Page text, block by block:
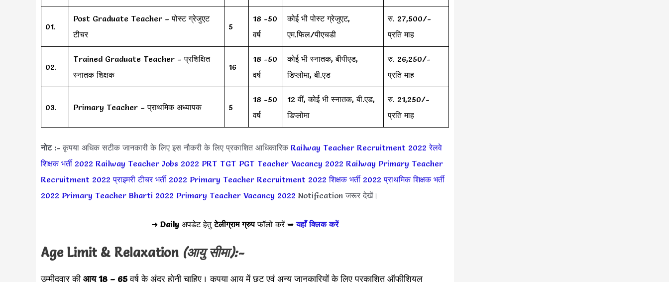
01.
Post Graduate Teacher – पोस्ट ग्रेजुएट
टीचर
5
18 -50
वर्ष
कोई भी पोस्ट ग्रेजुएट,
एम.फिल/पीएचडी
रु. 27,500/-
प्रति माह
02.
Trained Graduate Teacher – प्रशिक्षित
स्नातक शिक्षक
16
18 -50
वर्ष
कोई भी स्नातक, बीपीएड,
डिप्लोमा, बी.एड
रु. 26,250/-
प्रति माह
03. Primary Teacher – प्राथमिक अध्यापक 5
18 -50
वर्ष
12 वीं, कोई भी स्नातक, बी.एड,
डिप्लोमा
रु. 21,250/-
प्रति माह
नोट :- कृपया अधिक सटीक जानकारी के लिए इस नौकरी के लिए प्रकाशित आधिकारिक Railway Teacher Recruitment 2022 रेलवे
शिक्षक भर्ती 2022 Railway Teacher Jobs 2022 PRT TGT PGT Teacher Vacancy 2022 Railway Primary Teacher
Recruitment 2022 प्राइमरी टीचर भर्ती 2022 Primary Teacher Recruitment 2022 शिक्षक भर्ती 2022 प्राथमिक शिक्षक भर्ती
2022 Primary Teacher Bharti 2022 Primary Teacher Vacancy 2022 Notification जरूर देखें।
➜ Daily अपडेट हेतुटेलीग्राम ग्रुपफॉलो करें ➥यहाँ क्लिक करें
Age Limit & Relaxation (आयु सीमा):-
उम्मीदवार कीआयु 18 – 65वर्ष के अंदर होनी चाहिए। कृपया आयु में छूट एवं अन्य जानकारियों के लिए प्रकाशित ऑफीशियल